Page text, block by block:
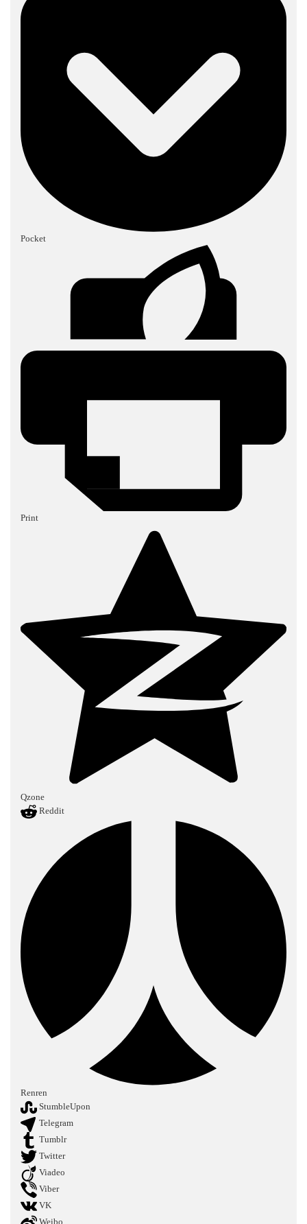
Pocket
Print
Qzone
Reddit
Renren
StumbleUpon
Telegram
Tumblr
Twitter
Viadeo
Viber
VK
Weibo